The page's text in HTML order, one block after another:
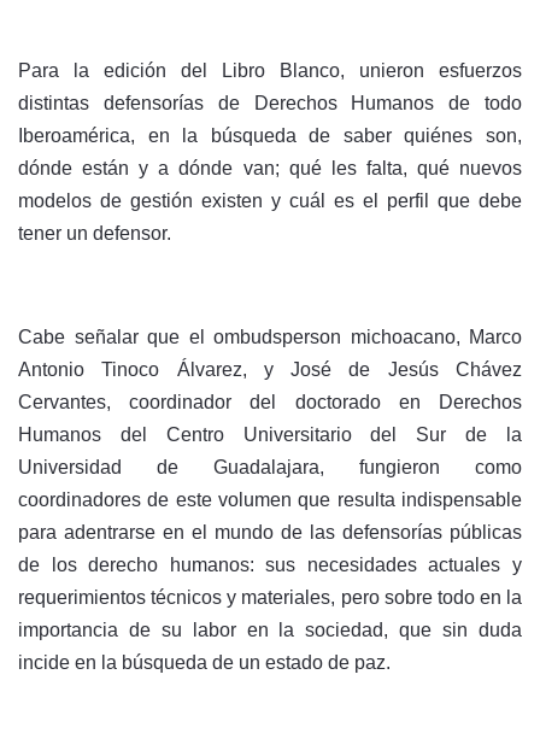
Para la edición del Libro Blanco, unieron esfuerzos
distintas defensorías de Derechos Humanos de todo
Iberoamérica, en la búsqueda de saber quiénes son,
dónde están y a dónde van; qué les falta, qué nuevos
modelos de gestión existen y cuál es el perfil que debe
tener un defensor.
Cabe señalar que el ombudsperson michoacano, Marco
Antonio Tinoco Álvarez, y José de Jesús Chávez
Cervantes, coordinador del doctorado en Derechos
Humanos del Centro Universitario del Sur de la
Universidad de Guadalajara, fungieron como
coordinadores de este volumen que resulta indispensable
para adentrarse en el mundo de las defensorías públicas
de los derecho humanos: sus necesidades actuales y
requerimientos técnicos y materiales, pero sobre todo en la
importancia de su labor en la sociedad, que sin duda
incide en la búsqueda de un estado de paz.